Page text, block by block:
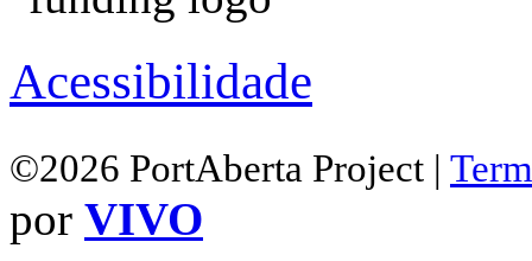
Acessibilidade
©2026 PortAberta Project |
por VIVO